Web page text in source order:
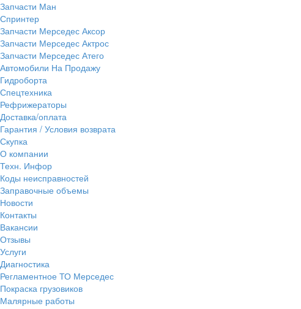
Запчасти Ман
Спринтер
Запчасти Мерседес Аксор
Запчасти Мерседес Актрос
Запчасти Мерседес Атего
Автомобили На Продажу
Гидроборта
Спецтехника
Рефрижераторы
Доставка/оплата
Гарантия / Условия возврата
Скупка
О компании
Техн. Инфор
Коды неисправностей
Заправочные объемы
Новости
Контакты
Вакансии
Отзывы
Услуги
Диагностика
Регламентное ТО Мерседес
Покраска грузовиков
Малярные работы